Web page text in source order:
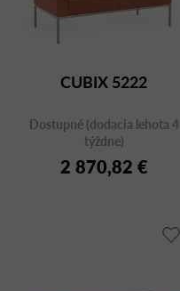
CUBIX 5222
Dostupné (dodacia lehota 4
týždne)
2 870,82 €